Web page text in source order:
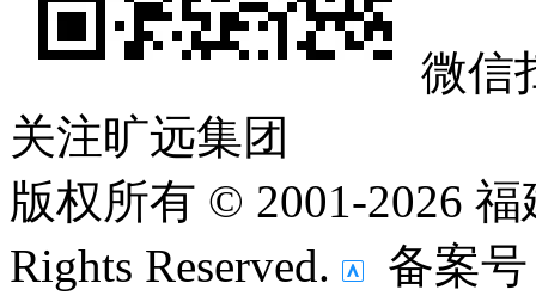
微信
关注旷远集团
版权所有 © 2001-2026
Rights Reserved.
备案